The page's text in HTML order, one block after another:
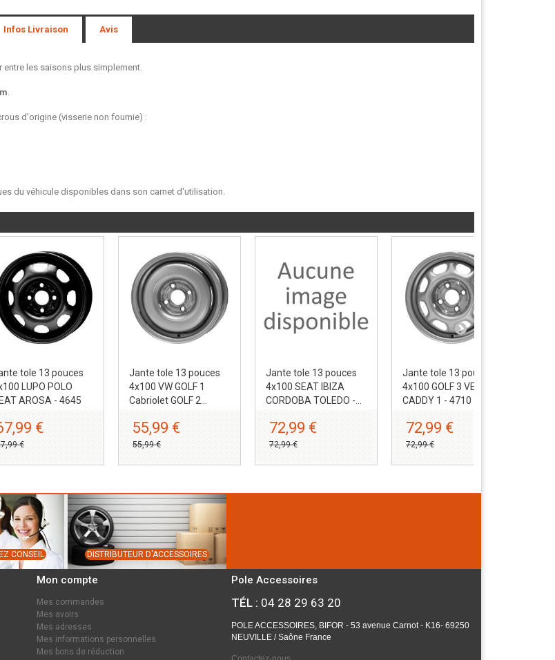
Infos Livraison Avis
entre les saisons plus simplement.
d'origine (visserie non fournie) :
du véhicule disponibles dans son carnet d'utilisation.
tole 13 pouces
LUPO POLO
AROSA - 4645
€
€
Jante tole 13 pouces
4x100 VW GOLF 1
Cabriolet GOLF 2...
55,99 €
55,99 €
Jante tole 13 pouces
4x100 SEAT IBIZA
CORDOBA TOLEDO -...
72,99 €
72,99 €
Jante tole 13 pouces
4x100 GOLF 3 VENTO
CADDY 1 - 4710
72,99 €
72,99 €
CONSEIL DISTRIBUTEUR D'ACCESSOIRES
Mon compte
Mes commandes
Mes avoirs
Mes adresses
Mes informations personnelles
Mes bons de réduction
Pole Accessoires
TÉL : 04 28 29 63 20
POLE ACCESSOIRES, BIFOR - 53 avenue Carnot - K16- 69250
NEUVILLE / Saône France